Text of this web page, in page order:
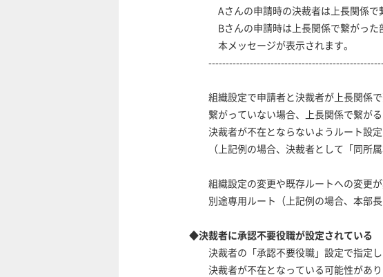
Aさんの申請時の決裁者は上長関係で繋
Bさんの申請時は上長関係で繋がった部
本メッセージが表示されます。
組織設定で申請者と決裁者が上長関係で
繋がっていない場合、上長関係で繋がる
決裁者が不在とならないようルート設定
（上記例の場合、決裁者として「同所属
組織設定の変更や既存ルートへの変更が
別途専用ルート（上記例の場合、本部長
◆決裁者に承認不要役職が設定されている
決裁者の「承認不要役職」設定で指定
決裁者が不在となっている可能性があり